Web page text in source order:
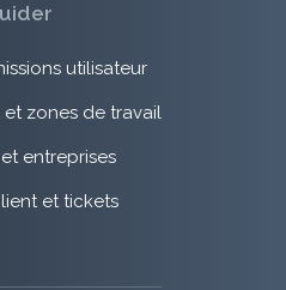
utilisateur
et zones de travail
entreprises
et tickets